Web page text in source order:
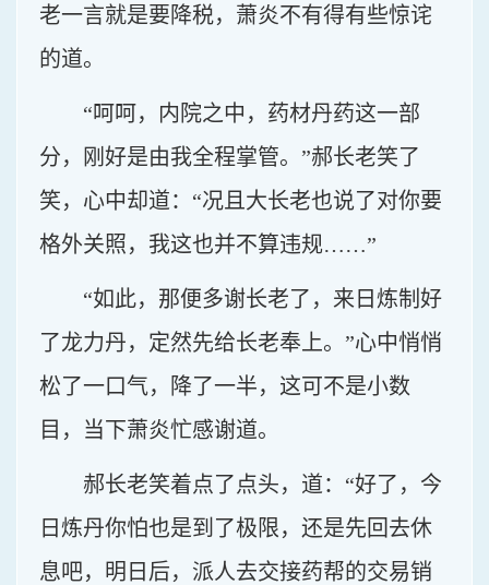
老一言就是要降税，萧炎不有得有些惊诧
的道。
“呵呵，内院之中，药材丹药这一部
分，刚好是由我全程掌管。”郝长老笑了
笑，心中却道：“况且大长老也说了对你要
格外关照，我这也并不算违规……”
“如此，那便多谢长老了，来日炼制好
了龙力丹，定然先给长老奉上。”心中悄悄
松了一口气，降了一半，这可不是小数
目，当下萧炎忙感谢道。
郝长老笑着点了点头，道：“好了，今
日炼丹你怕也是到了极限，还是先回去休
息吧，明日后，派人去交接药帮的交易销